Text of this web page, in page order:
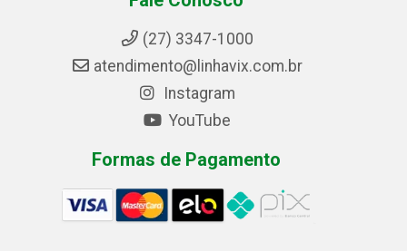
(27) 3347-1000
atendimento@linhavix.com.br
Instagram
YouTube
Formas de Pagamento